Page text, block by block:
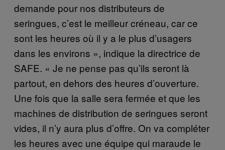
demande pour nos distributeurs de
seringues, c’est le meilleur créneau, car ce
sont les heures où il y a le plus d’usagers
dans les environs », indique la directrice de
SAFE. « Je ne pense pas qu’ils seront là
partout, en dehors des heures d’ouverture.
Une fois que la salle sera fermée et que les
machines de distribution de seringues seront
vides, il n’y aura plus d’offre. On va compléter
les heures avec une équipe qui maraude le